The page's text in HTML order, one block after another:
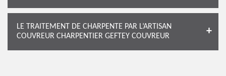
LE TRAITEMENT DE CHARPENTE PAR L’ARTISAN
COUVREUR CHARPENTIER GEFTEY COUVREUR